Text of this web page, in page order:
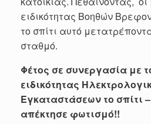
ειδικότητας Βοηθών
το σπίτι αυτό
σταθμό.
Φέτος σε συνεργασία με
ειδικότητας
Εγκαταστάσεων το σπίτι
απέκτησε φωτισμό!!